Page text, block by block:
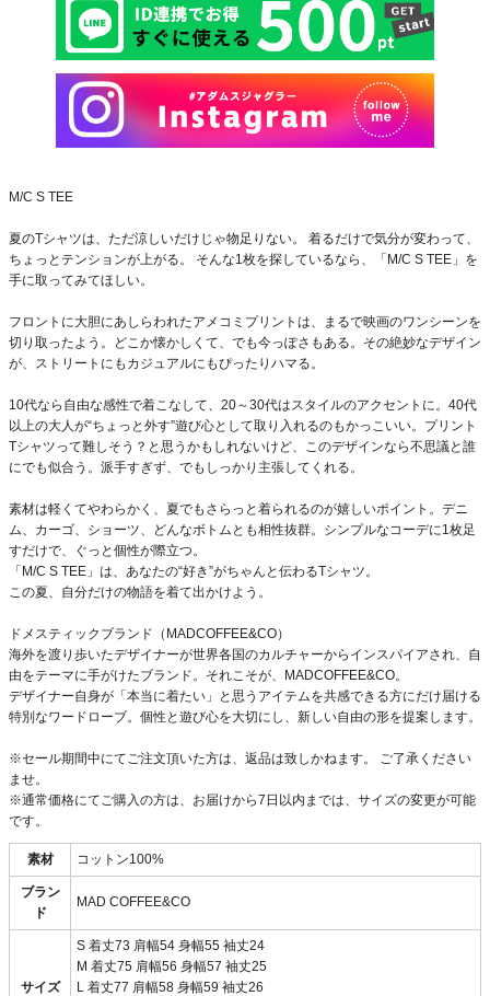
M/C S TEE
夏のTシャツは、ただ涼しいだけじゃ物足りない。 着るだけで気分が変わって、
ちょっとテンションが上がる。 そんな1枚を探しているなら、「M/C S TEE」を
手に取ってみてほしい。
フロントに大胆にあしらわれたアメコミプリントは、まるで映画のワンシーンを
切り取ったよう。どこか懐かしくて、でも今っぽさもある。その絶妙なデザイン
が、ストリートにもカジュアルにもぴったりハマる。
10代なら自由な感性で着こなして、20～30代はスタイルのアクセントに。40代
以上の大人が“ちょっと外す”遊び心として取り入れるのもかっこいい。プリント
Tシャツって難しそう？と思うかもしれないけど、このデザインなら不思議と誰
にでも似合う。派手すぎず、でもしっかり主張してくれる。
素材は軽くてやわらかく、夏でもさらっと着られるのが嬉しいポイント。デニ
ム、カーゴ、ショーツ、どんなボトムとも相性抜群。シンプルなコーデに1枚足
すだけで、ぐっと個性が際立つ。
「M/C S TEE」は、あなたの“好き”がちゃんと伝わるTシャツ。
この夏、自分だけの物語を着て出かけよう。
ドメスティックブランド（MADCOFFEE&CO）
海外を渡り歩いたデザイナーが世界各国のカルチャーからインスパイアされ、自
由をテーマに手がけたブランド。それこそが、MADCOFFEE&CO。
デザイナー自身が「本当に着たい」と思うアイテムを共感できる方にだけ届ける
特別なワードローブ。個性と遊び心を大切にし、新しい自由の形を提案します。
※セール期間中にてご注文頂いた方は、返品は致しかねます。 ご了承ください
ませ。
※通常価格にてご購入の方は、お届けから7日以内までは、サイズの変更が可能
です。
素材 コットン100%
ブラン
ド
MAD COFFEE&CO
サイズ
S 着丈73 肩幅54 身幅55 袖丈24
M 着丈75 肩幅56 身幅57 袖丈25
L 着丈77 肩幅58 身幅59 袖丈26